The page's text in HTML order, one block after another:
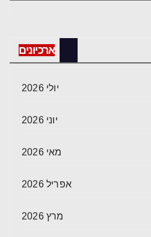
ארכיונים
יולי 2026
יוני 2026
מאי 2026
אפריל 2026
מרץ 2026